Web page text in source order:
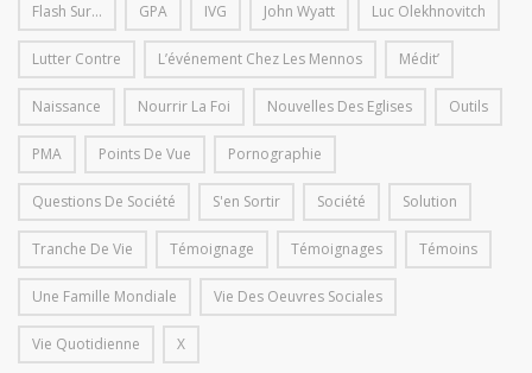
Flash Sur... GPA IVG John Wyatt Luc Olekhnovitch
Lutter Contre L’événement Chez Les Mennos Médit’
Naissance Nourrir La Foi Nouvelles Des Eglises Outils
PMA Points De Vue Pornographie
Questions De Société S'en Sortir Société Solution
Tranche De Vie Témoignage Témoignages Témoins
Une Famille Mondiale Vie Des Oeuvres Sociales
Vie Quotidienne X